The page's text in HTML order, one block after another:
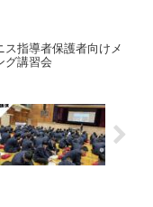
ス指導者保護者向けメ
グ講習会